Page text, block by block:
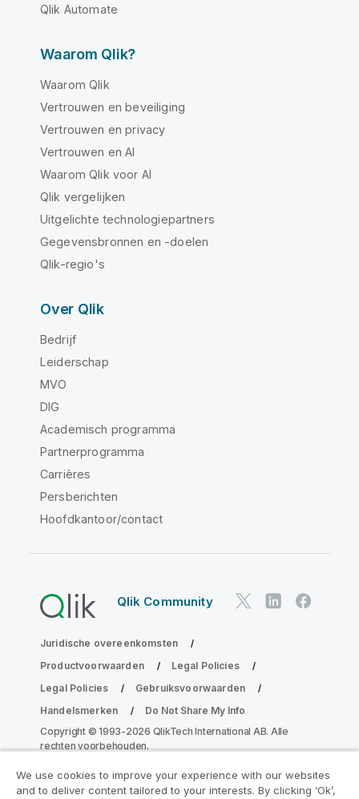
Qlik Automate
Waarom Qlik?
Waarom Qlik
Vertrouwen en beveiliging
Vertrouwen en privacy
Vertrouwen en AI
Waarom Qlik voor AI
Qlik vergelijken
Uitgelichte technologiepartners
Gegevensbronnen en -doelen
Qlik-regio's
Over Qlik
Bedrijf
Leiderschap
MVO
DIG
Academisch programma
Partnerprogramma
Carrières
Persberichten
Hoofdkantoor/contact
Qlik Community
Juridische overeenkomsten
Productvoorwaarden
Legal Policies
Legal Policies
Gebruiksvoorwaarden
Handelsmerken
Do Not Share My Info
Copyright © 1993-2026 QlikTech International AB. Alle
rechten voorbehouden.
We use cookies to improve your experience with our websites
and to deliver content tailored to your interests. By clicking ‘Ok’,